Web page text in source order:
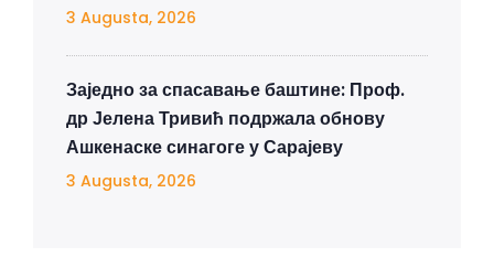
3 Augusta, 2026
Заједно за спасавање баштине: Проф.
др Јелена Тривић подржала обнову
Ашкенаске синагоге у Сарајеву
3 Augusta, 2026